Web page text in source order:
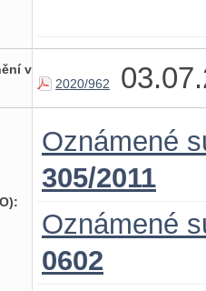
v
2020/962
Oznámené
305/2011
Oznámené
0602